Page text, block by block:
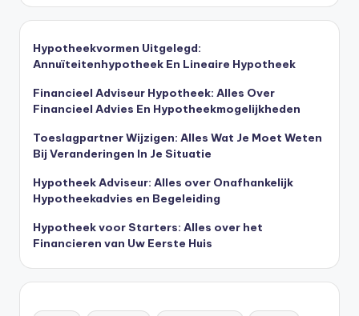
Hypotheekvormen Uitgelegd:
Annuïteitenhypotheek En Lineaire Hypotheek
Financieel Adviseur Hypotheek: Alles Over
Financieel Advies En Hypotheekmogelijkheden
Toeslagpartner Wijzigen: Alles Wat Je Moet Weten
Bij Veranderingen In Je Situatie
Hypotheek Adviseur: Alles over Onafhankelijk
Hypotheekadvies en Begeleiding
Hypotheek voor Starters: Alles over het
Financieren van Uw Eerste Huis